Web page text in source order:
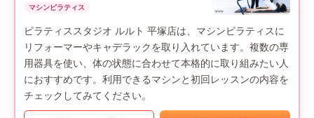
マシンピラティス
ピラティススタジオ ルルト 平塚店は、マシンピラティスに
リフォーマーやキャデラックを取り入れています。複数の専
用器具を使い、体の状態に合わせて本格的に取り組みたい人
におすすめです。利用できるマシンと初回レッスンの内容を
チェックしてみてください。